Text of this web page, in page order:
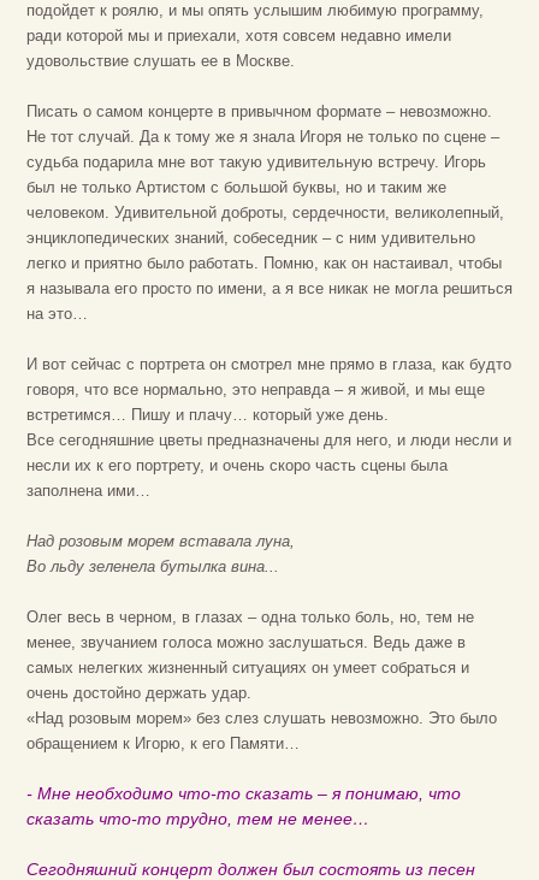
подойдет к роялю, и мы опять услышим любимую программу,
ради которой мы и приехали, хотя совсем недавно имели
удовольствие слушать ее в Москве.
Писать о самом концерте в привычном формате – невозможно.
Не тот случай. Да к тому же я знала Игоря не только по сцене –
судьба подарила мне вот такую удивительную встречу. Игорь
был не только Артистом с большой буквы, но и таким же
человеком. Удивительной доброты, сердечности, великолепный,
энциклопедических знаний, собеседник – с ним удивительно
легко и приятно было работать. Помню, как он настаивал, чтобы
я называла его просто по имени, а я все никак не могла решиться
на это…
И вот сейчас с портрета он смотрел мне прямо в глаза, как будто
говоря, что все нормально, это неправда – я живой, и мы еще
встретимся… Пишу и плачу… который уже день.
Все сегодняшние цветы предназначены для него, и люди несли и
несли их к его портрету, и очень скоро часть сцены была
заполнена ими…
Над розовым морем вставала луна,
Во льду зеленела бутылка вина...
Олег весь в черном, в глазах – одна только боль, но, тем не
менее, звучанием голоса можно заслушаться. Ведь даже в
самых нелегких жизненный ситуациях он умеет собраться и
очень достойно держать удар.
«Над розовым морем» без слез слушать невозможно. Это было
обращением к Игорю, к его Памяти…
- Мне необходимо что-то сказать – я понимаю, что
сказать что-то трудно, тем не менее…
Сегодняшний концерт должен был состоять из песен